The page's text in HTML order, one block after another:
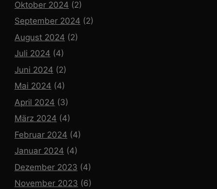
Oktober 2024 (2)
September 2024 (2)
August 2024 (2)
Juli 2024 (4)
Juni 2024 (2)
Mai 2024 (4)
April 2024 (3)
März 2024 (4)
Februar 2024 (4)
Januar 2024 (4)
Dezember 2023 (4)
November 2023 (6)